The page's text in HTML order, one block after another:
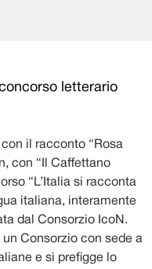
letterario
il racconto “Rosa
con “Il Caffettano
“L’Italia si racconta
italiana, interamente
dal Consorzio IcoN.
un Consorzio con sede a
e si prefigge lo